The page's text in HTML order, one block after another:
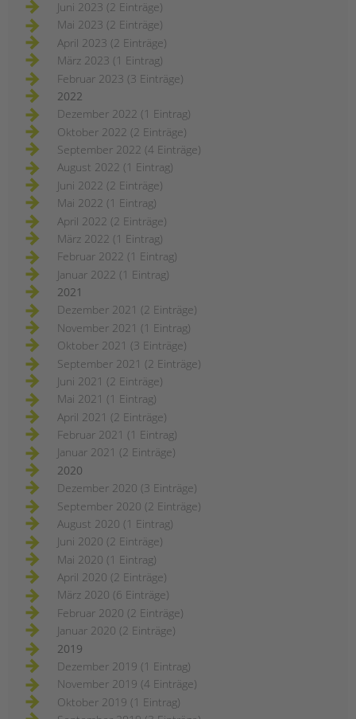
Juni 2023 (2 Einträge)
Mai 2023 (2 Einträge)
April 2023 (2 Einträge)
März 2023 (1 Eintrag)
Februar 2023 (3 Einträge)
2022
Dezember 2022 (1 Eintrag)
Oktober 2022 (2 Einträge)
September 2022 (4 Einträge)
August 2022 (1 Eintrag)
Juni 2022 (2 Einträge)
Mai 2022 (1 Eintrag)
April 2022 (2 Einträge)
März 2022 (1 Eintrag)
Februar 2022 (1 Eintrag)
Januar 2022 (1 Eintrag)
2021
Dezember 2021 (2 Einträge)
November 2021 (1 Eintrag)
Oktober 2021 (3 Einträge)
September 2021 (2 Einträge)
Juni 2021 (2 Einträge)
Mai 2021 (1 Eintrag)
April 2021 (2 Einträge)
Februar 2021 (1 Eintrag)
Januar 2021 (2 Einträge)
2020
Dezember 2020 (3 Einträge)
September 2020 (2 Einträge)
August 2020 (1 Eintrag)
Juni 2020 (2 Einträge)
Mai 2020 (1 Eintrag)
April 2020 (2 Einträge)
März 2020 (6 Einträge)
Februar 2020 (2 Einträge)
Januar 2020 (2 Einträge)
2019
Dezember 2019 (1 Eintrag)
November 2019 (4 Einträge)
Oktober 2019 (1 Eintrag)